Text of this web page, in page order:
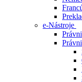
e-Nástroje